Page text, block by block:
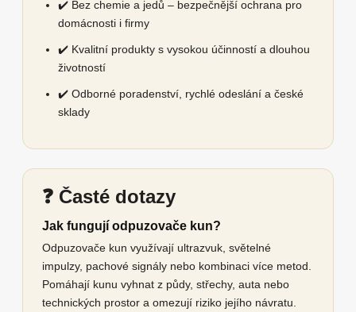
✔️ Bez chemie a jedů – bezpečnější ochrana pro
domácnosti i firmy
✔️ Kvalitní produkty s vysokou účinností a dlouhou
životností
✔️ Odborné poradenství, rychlé odeslání a české
sklady
❓ Časté dotazy
Jak fungují odpuzovače kun?
Odpuzovače kun využívají ultrazvuk, světelné
impulzy, pachové signály nebo kombinaci více metod.
Pomáhají kunu vyhnat z půdy, střechy, auta nebo
technických prostor a omezují riziko jejího návratu.